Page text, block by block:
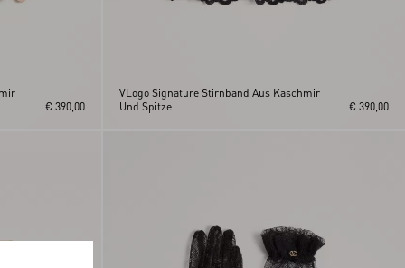
€ 390,00
VLogo Signature Stirnband Aus Kaschmir
Und Spitze
€ 390,00